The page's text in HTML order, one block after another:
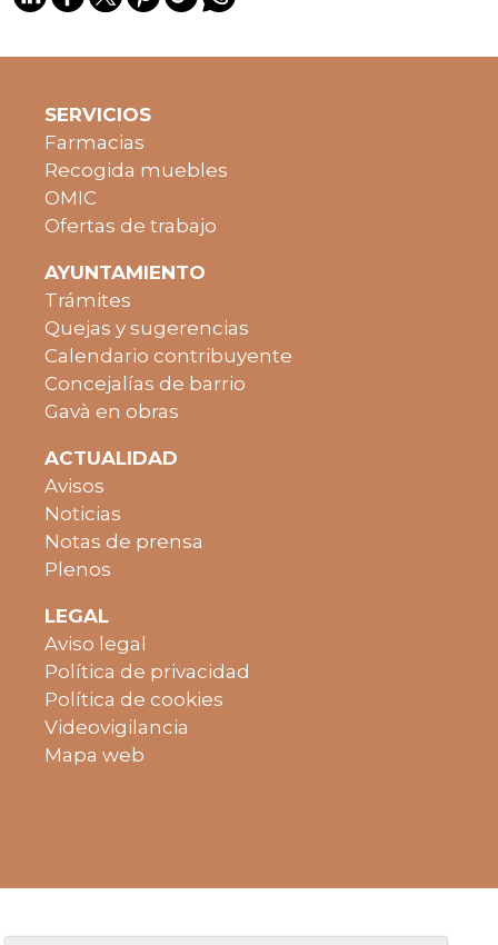
SERVICIOS
Farmacias
Recogida muebles
OMIC
Ofertas de trabajo
AYUNTAMIENTO
Trámites
Quejas y sugerencias
Calendario contribuyente
Concejalías de barrio
Gavà en obras
ACTUALIDAD
Avisos
Noticias
Notas de prensa
Plenos
LEGAL
Aviso legal
Política de privacidad
Política de cookies
Videovigilancia
Mapa web